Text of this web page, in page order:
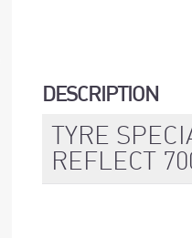
DESCRIPTION
TYRE
REFLECT